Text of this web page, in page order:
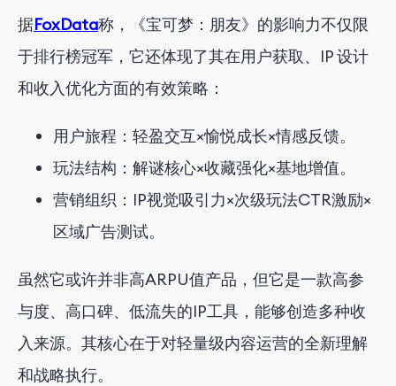
据FoxData称 ，《宝可梦：朋友》的影响力不仅限
于排行榜冠军，它还体现了其在用户获取、IP 设计
和收入优化方面的有效策略：
用户旅程：轻盈交互×愉悦成长×情感反馈。
玩法结构：解谜核心×收藏强化×基地增值。
营销组织：IP视觉吸引力×次级玩法CTR激励×
区域广告测试。
虽然它或许并非高ARPU值产品，但它是一款高参
与度、高口碑、低流失的IP工具，能够创造多种收
入来源。其核心在于对轻量级内容运营的全新理解
和战略执行。